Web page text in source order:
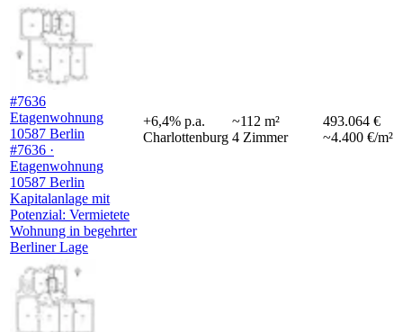
#7636
Etagenwohnung
10587 Berlin
#7636 ·
Etagenwohnung
10587 Berlin
Kapitalanlage mit
Potenzial: Vermietete
Wohnung in begehrter
Berliner Lage
+6,4% p.a.
Charlottenburg
~112 m²
4 Zimmer
493.064 €
~4.400 €/m²